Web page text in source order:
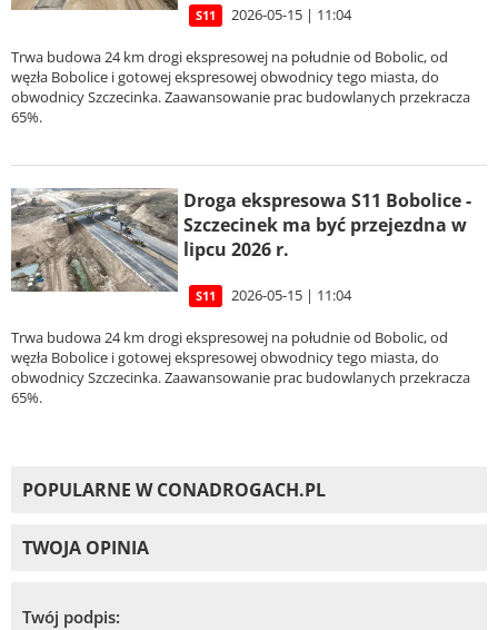
S11 2026-05-15 | 11:04
Trwa budowa 24 km drogi ekspresowej na południe od Bobolic, od
węzła Bobolice i gotowej ekspresowej obwodnicy tego miasta, do
obwodnicy Szczecinka. Zaawansowanie prac budowlanych przekracza
65%.
Droga ekspresowa S11 Bobolice -
Szczecinek ma być przejezdna w
lipcu 2026 r.
S11 2026-05-15 | 11:04
Trwa budowa 24 km drogi ekspresowej na południe od Bobolic, od
węzła Bobolice i gotowej ekspresowej obwodnicy tego miasta, do
obwodnicy Szczecinka. Zaawansowanie prac budowlanych przekracza
65%.
POPULARNE W CONADROGACH.PL
TWOJA OPINIA
Twój podpis: